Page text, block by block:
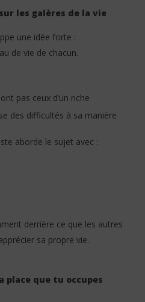
les galères de la vie
une idée forte :
de vie de chacun.
pas ceux d’un riche
des difficultés à sa manière
aborde le sujet avec :
derrière ce que les autres
sa propre vie.
place que tu occupes